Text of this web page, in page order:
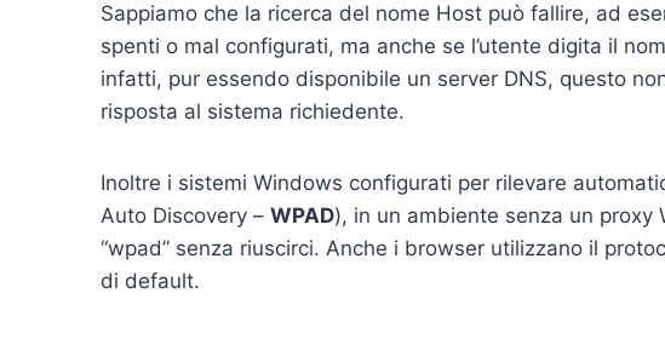
Sappiamo che la ricerca del nome Host può fallire, ad
spenti o mal configurati, ma anche se l’utente digita il
infatti, pur essendo disponibile un server DNS, questo
risposta al sistema richiedente.
Inoltre i sistemi Windows configurati per rilevare
Auto Discovery – WPAD), in un ambiente senza un
“wpad” senza riuscirci. Anche i browser utilizzano il
di default.